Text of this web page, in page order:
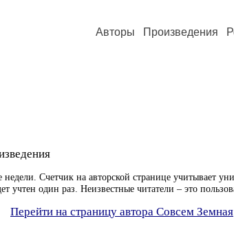
Авторы Произведения
Счетчик на авторской странице учитывает
учтен один раз. Неизвестные читатели – это
Перейти на страницу автора Совсем Земная